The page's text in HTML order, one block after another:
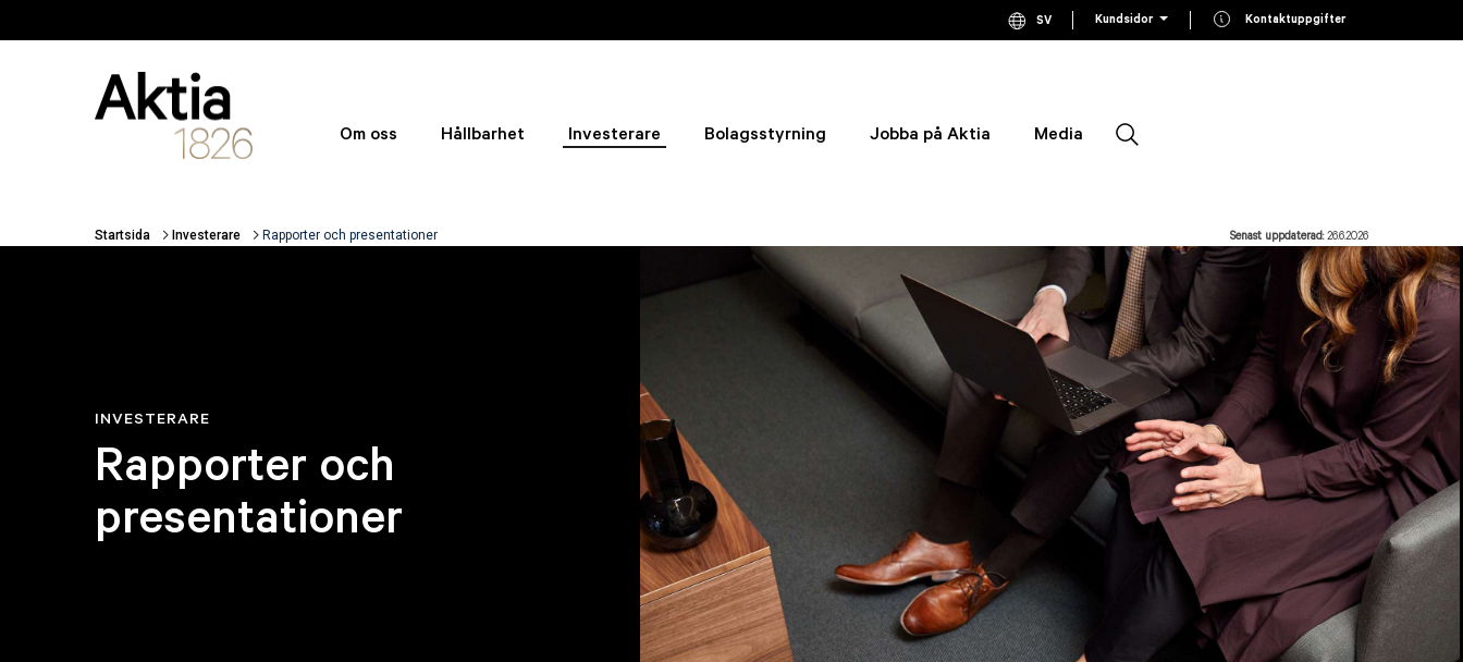
SV
Current language Swedish, click to switch language
Kundsidor Kontaktuppgifter
Om oss Hållbarhet Investerare Bolagsstyrning Jobba på Aktia Media Sök
Startsida Investerare Rapporter och presentationer Senast uppdaterad:26.6.2026
INVESTERARE
Rapporter och
presentationer